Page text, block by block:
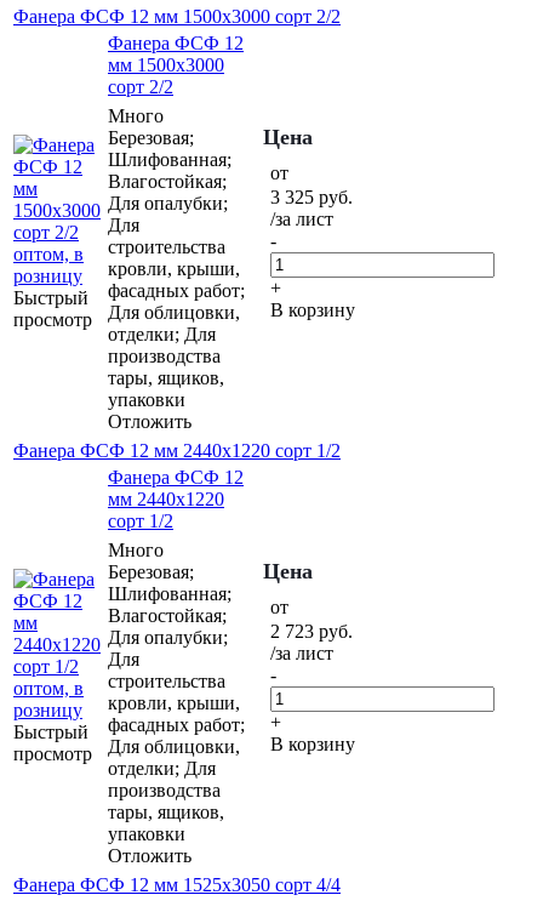
Фанера ФСФ 12 мм 1500х3000 сорт 2/2
Быстрый
просмотр
Фанера ФСФ 12
мм 1500х3000
сорт 2/2
Много
Березовая;
Шлифованная;
Влагостойкая;
Для опалубки;
Для
строительства
кровли, крыши,
фасадных работ;
Для облицовки,
отделки; Для
производства
тары, ящиков,
упаковки
Отложить
Цена
от
3 325 руб.
/за лист
-
+
В корзину
Фанера ФСФ 12 мм 2440х1220 сорт 1/2
Быстрый
просмотр
Фанера ФСФ 12
мм 2440х1220
сорт 1/2
Много
Березовая;
Шлифованная;
Влагостойкая;
Для опалубки;
Для
строительства
кровли, крыши,
фасадных работ;
Для облицовки,
отделки; Для
производства
тары, ящиков,
упаковки
Отложить
Цена
от
2 723 руб.
/за лист
-
+
В корзину
Фанера ФСФ 12 мм 1525х3050 сорт 4/4